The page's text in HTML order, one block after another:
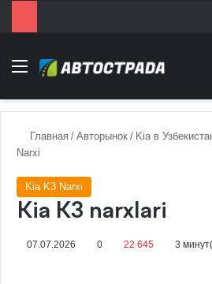
Menu
Главная / Авторынок / Kia в
Narxi
Kia K3 Narxi
Kia K3 narxlari
07.07.2026 0 22 645 3